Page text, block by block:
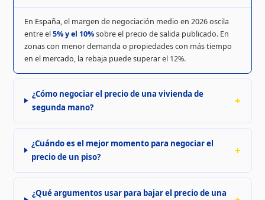
En España, el margen de negociación medio en 2026 oscila
entre el5% y el 10%sobre el precio de salida publicado. En
zonas con menor demanda o propiedades con más tiempo
en el mercado, la rebaja puede superar el 12%.
¿Cómo negociar el precio de una vivienda de
segunda mano?
¿Cuándo es el mejor momento para negociar el
precio de un piso?
¿Qué argumentos usar para bajar el precio de una